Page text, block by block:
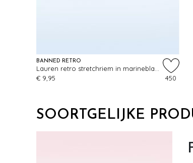
BANNED RETRO
Lauren retro stretchriem in marineblauw
€ 9,95
450
SOORTGELIJKE